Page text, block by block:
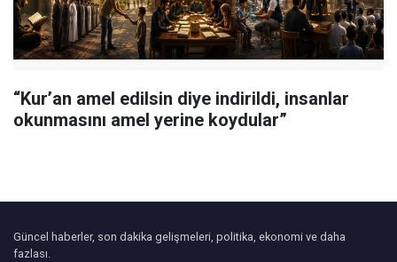
“Kur’an amel edilsin diye indirildi, insanlar
okunmasını amel yerine koydular”
Güncel haberler, son dakika gelişmeleri, politika, ekonomi ve daha
fazlası.